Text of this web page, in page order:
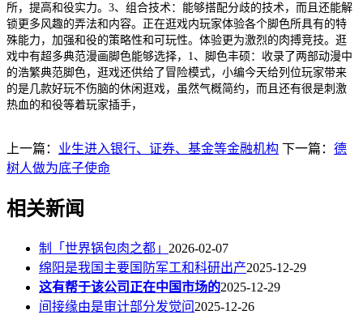
所，提高和役实力。3、组合技术：能够搭配分歧的技术，而且还能解
锁更多风趣的弄法和内容。正在逛戏内玩家体验各个脚色所具有的特
殊能力，加强和役的策略性和可玩性。体验更为激烈的肉搏竞技。逛
戏中有超多典范漫画脚色能够选择，1、脚色丰硕：收录了两部动漫中
的浩繁典范脚色，逛戏还供给了冒险模式，小编今天给列位玩家带来
的是几款好玩不伤脑的休闲逛戏，虽然气概简约，而且还有很是刺激
热血的和役等着玩家插手，
上一篇： 业生进入银行、证券、基金等金融机构 下一篇： 德
树人做为底子使命
相关新闻
制「世界锅包肉之都」 2026-02-07
绵阳是我国主要国防军工和科研出产2025-12-29
这有帮于该公司正在中国市场的2025-12-29
间接缘由是审计部分发觉问 2025-12-26